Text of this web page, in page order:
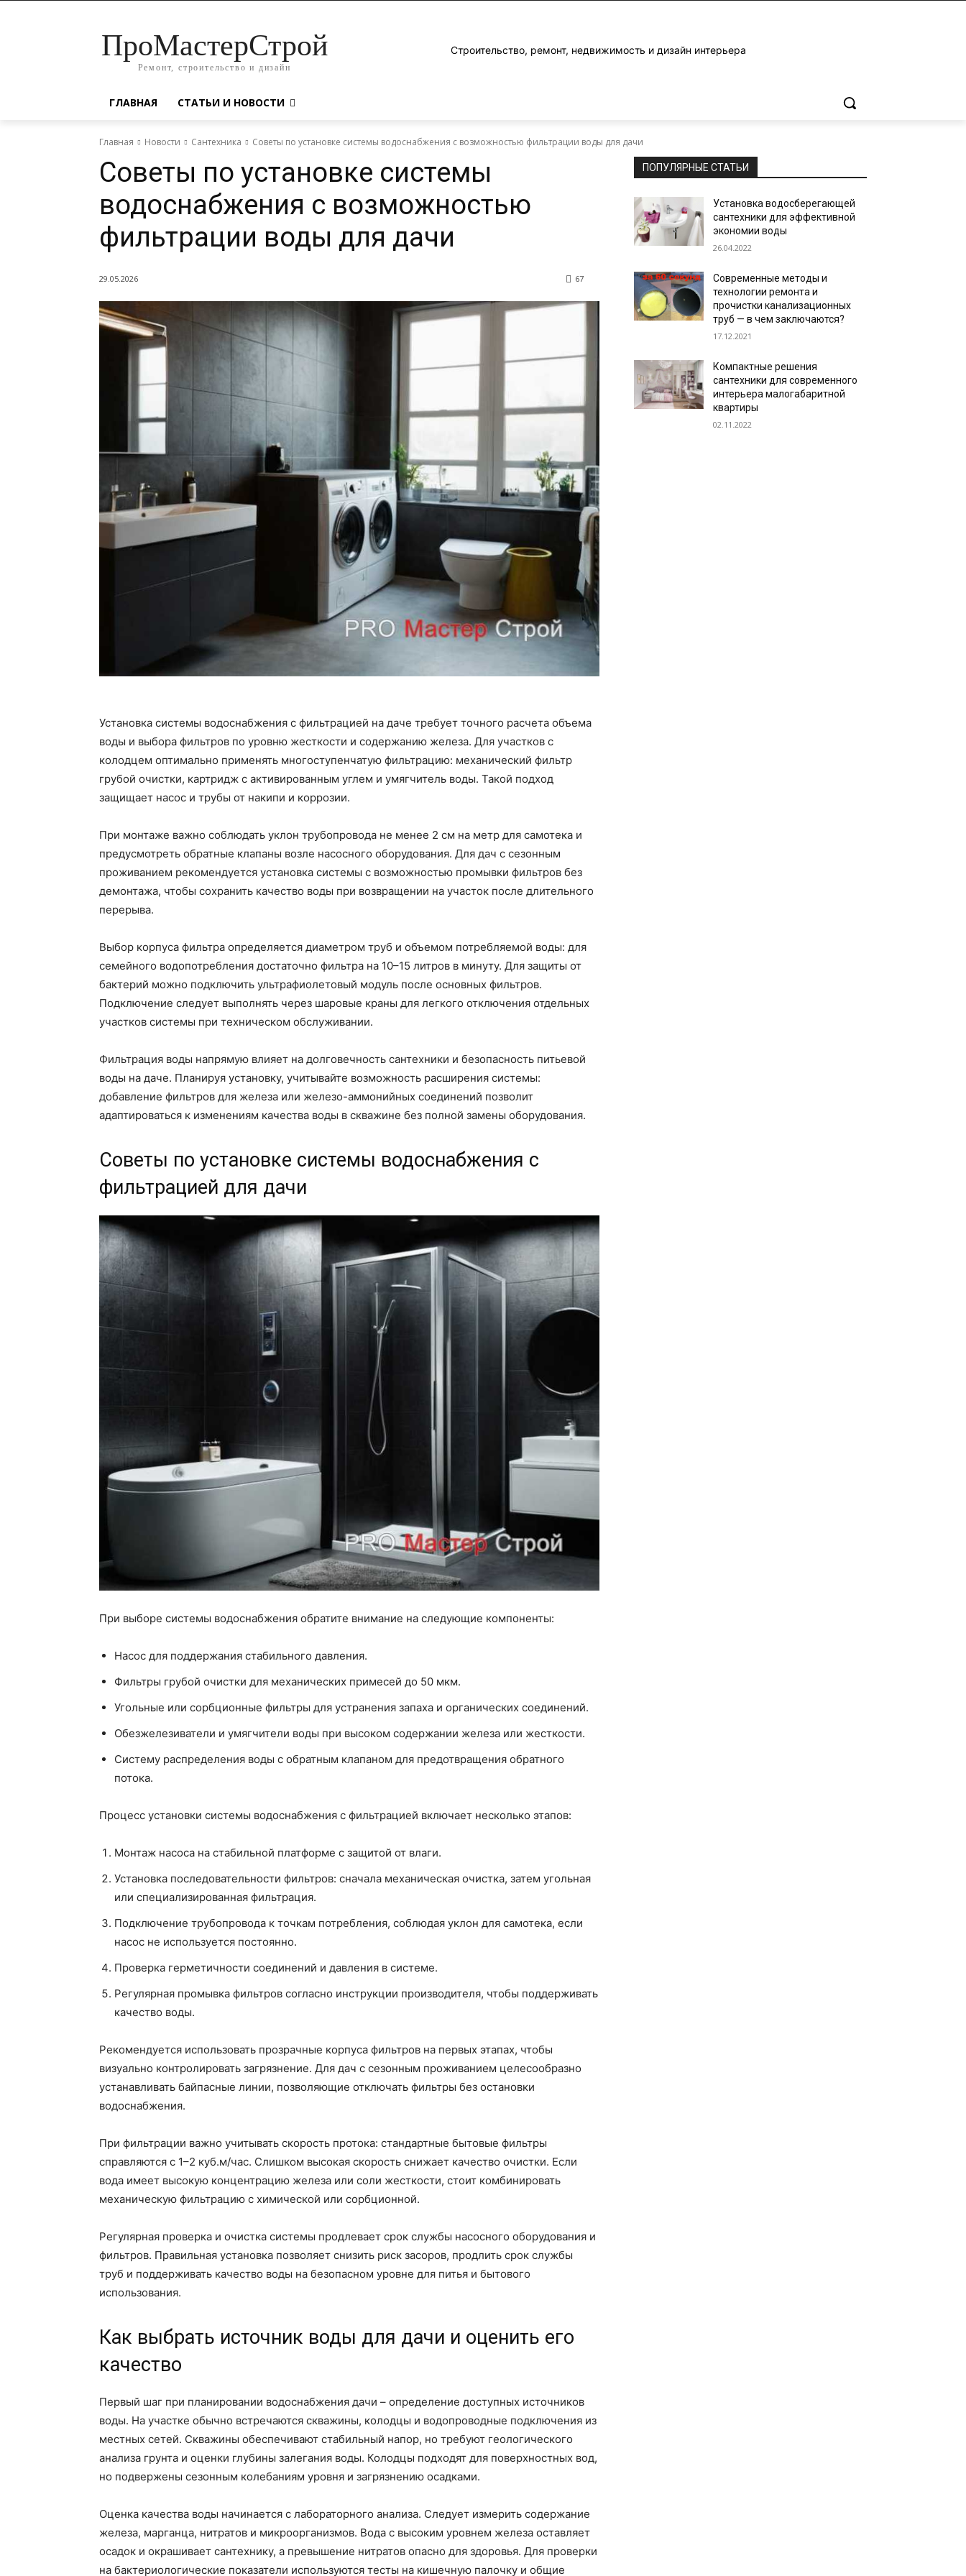
ПроМастерСтрой
Ремонт, строительство и дизайн
Строительство, ремонт, недвижимость и дизайн интерьера
ГЛАВНАЯ СТАТЬИ И НОВОСТИ
Главная Новости Сантехника Советы по установке системы водоснабжения с возможностью фильтрации воды для дачи
Советы по установке системы
водоснабжения с возможностью
фильтрации воды для дачи
29.05.2026 67
Установка системы водоснабжения с фильтрацией на даче требует точного расчета объема
воды и выбора фильтров по уровню жесткости и содержанию железа. Для участков с
колодцем оптимально применять многоступенчатую фильтрацию: механический фильтр
грубой очистки, картридж с активированным углем и умягчитель воды. Такой подход
защищает насос и трубы от накипи и коррозии.
При монтаже важно соблюдать уклон трубопровода не менее 2 см на метр для самотека и
предусмотреть обратные клапаны возле насосного оборудования. Для дач с сезонным
проживанием рекомендуется установка системы с возможностью промывки фильтров без
демонтажа, чтобы сохранить качество воды при возвращении на участок после длительного
перерыва.
Выбор корпуса фильтра определяется диаметром труб и объемом потребляемой воды: для
семейного водопотребления достаточно фильтра на 10–15 литров в минуту. Для защиты от
бактерий можно подключить ультрафиолетовый модуль после основных фильтров.
Подключение следует выполнять через шаровые краны для легкого отключения отдельных
участков системы при техническом обслуживании.
Фильтрация воды напрямую влияет на долговечность сантехники и безопасность питьевой
воды на даче. Планируя установку, учитывайте возможность расширения системы:
добавление фильтров для железа или железо-аммонийных соединений позволит
адаптироваться к изменениям качества воды в скважине без полной замены оборудования.
Советы по установке системы водоснабжения с
фильтрацией для дачи
При выборе системы водоснабжения обратите внимание на следующие компоненты:
Насос для поддержания стабильного давления.
Фильтры грубой очистки для механических примесей до 50 мкм.
Угольные или сорбционные фильтры для устранения запаха и органических соединений.
Обезжелезиватели и умягчители воды при высоком содержании железа или жесткости.
Систему распределения воды с обратным клапаном для предотвращения обратного
потока.
Процесс установки системы водоснабжения с фильтрацией включает несколько этапов:
Монтаж насоса на стабильной платформе с защитой от влаги.
Установка последовательности фильтров: сначала механическая очистка, затем угольная
или специализированная фильтрация.
Подключение трубопровода к точкам потребления, соблюдая уклон для самотека, если
насос не используется постоянно.
Проверка герметичности соединений и давления в системе.
Регулярная промывка фильтров согласно инструкции производителя, чтобы поддерживать
качество воды.
Рекомендуется использовать прозрачные корпуса фильтров на первых этапах, чтобы
визуально контролировать загрязнение. Для дач с сезонным проживанием целесообразно
устанавливать байпасные линии, позволяющие отключать фильтры без остановки
водоснабжения.
При фильтрации важно учитывать скорость протока: стандартные бытовые фильтры
справляются с 1–2 куб.м/час. Слишком высокая скорость снижает качество очистки. Если
вода имеет высокую концентрацию железа или соли жесткости, стоит комбинировать
механическую фильтрацию с химической или сорбционной.
Регулярная проверка и очистка системы продлевает срок службы насосного оборудования и
фильтров. Правильная установка позволяет снизить риск засоров, продлить срок службы
труб и поддерживать качество воды на безопасном уровне для питья и бытового
использования.
Как выбрать источник воды для дачи и оценить его
качество
Первый шаг при планировании водоснабжения дачи – определение доступных источников
воды. На участке обычно встречаются скважины, колодцы и водопроводные подключения из
местных сетей. Скважины обеспечивают стабильный напор, но требуют геологического
анализа грунта и оценки глубины залегания воды. Колодцы подходят для поверхностных вод,
но подвержены сезонным колебаниям уровня и загрязнению осадками.
Оценка качества воды начинается с лабораторного анализа. Следует измерить содержание
железа, марганца, нитратов и микроорганизмов. Вода с высоким уровнем железа оставляет
осадок и окрашивает сантехнику, а превышение нитратов опасно для здоровья. Для проверки
на бактериологические показатели используются тесты на кишечную палочку и общие
ПОПУЛЯРНЫЕ СТАТЬИ
Установка водосберегающей
сантехники для эффективной
экономии воды
26.04.2022
Современные методы и
технологии ремонта и
прочистки канализационных
труб — в чем заключаются?
17.12.2021
Компактные решения
сантехники для современного
интерьера малогабаритной
квартиры
02.11.2022